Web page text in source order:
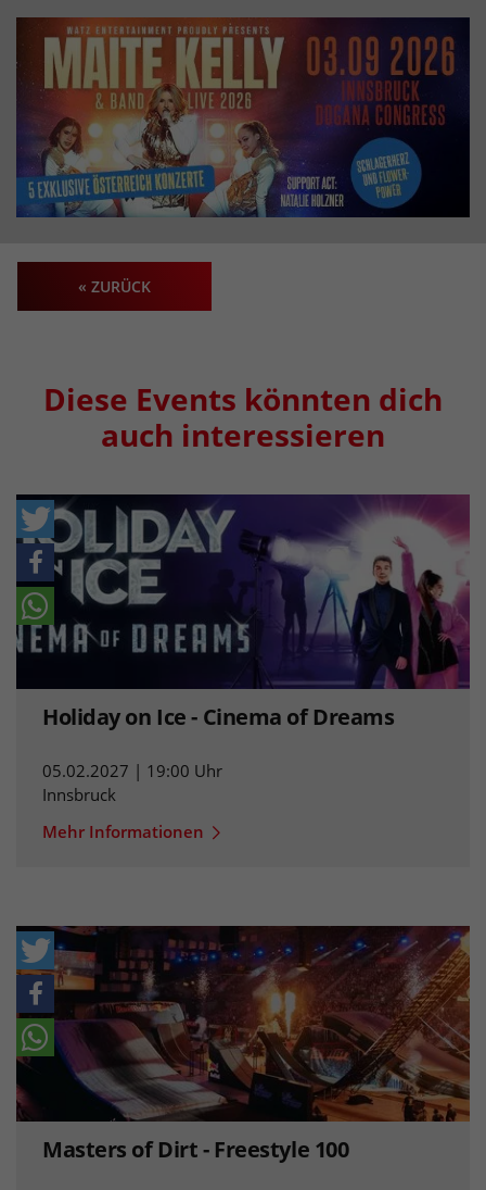
« ZURÜCK
Diese Events könnten dich
auch interessieren
Holiday on Ice - Cinema of Dreams
05.02.2027 | 19:00 Uhr
Innsbruck
Mehr Informationen
Masters of Dirt - Freestyle 100